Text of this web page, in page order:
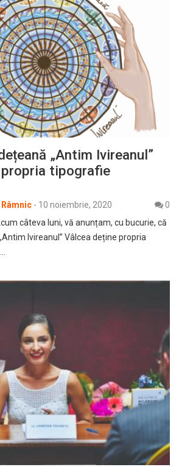
„Antim Ivireanul”
tipografie
- 10 noiembrie, 2020
0
câteva luni, vă anunțam, cu bucurie, că
Ivireanul” Vâlcea deține propria